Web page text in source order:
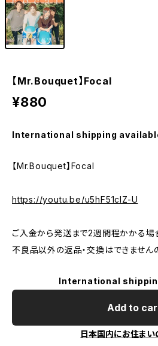
【Mr.Bouquet】Focal
¥880
International shipping
【Mr.Bouquet】Focal
https://youtu.be/u5hF51clZ-U
ご入金から発送まで2週間程かかる場
不良品以外の返品・交換はできません
International
Add to
日本国内にお住まい